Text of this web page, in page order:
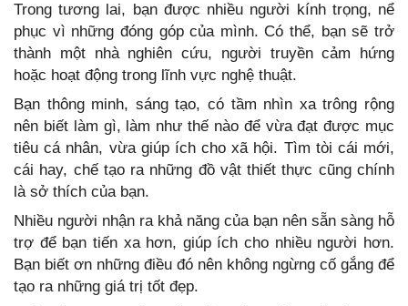
Trong tương lai, bạn được nhiều người kính trọng, nể
phục vì những đóng góp của mình. Có thể, bạn sẽ trở
thành một nhà nghiên cứu, người truyền cảm hứng
hoặc hoạt động trong lĩnh vực nghệ thuật.
Bạn thông minh, sáng tạo, có tầm nhìn xa trông rộng
nên biết làm gì, làm như thế nào để vừa đạt được mục
tiêu cá nhân, vừa giúp ích cho xã hội. Tìm tòi cái mới,
cái hay, chế tạo ra những đồ vật thiết thực cũng chính
là sở thích của bạn.
Nhiều người nhận ra khả năng của bạn nên sẵn sàng hỗ
trợ để bạn tiến xa hơn, giúp ích cho nhiều người hơn.
Bạn biết ơn những điều đó nên không ngừng cố gắng để
tạo ra những giá trị tốt đẹp.